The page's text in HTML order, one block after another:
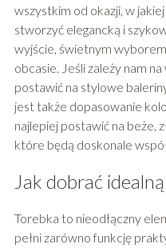
wszystkim od okazji, w
stworzyć elegancką i
wyjście, świetnym wyborem
obcasie. Jeśli zależy nam
postawić na stylowe
jest także dopasowanie
najlepiej postawić na beże,
które będą doskonale
Jak dobrać
Torebka to nieodłączny
pełni zarówno funkcję